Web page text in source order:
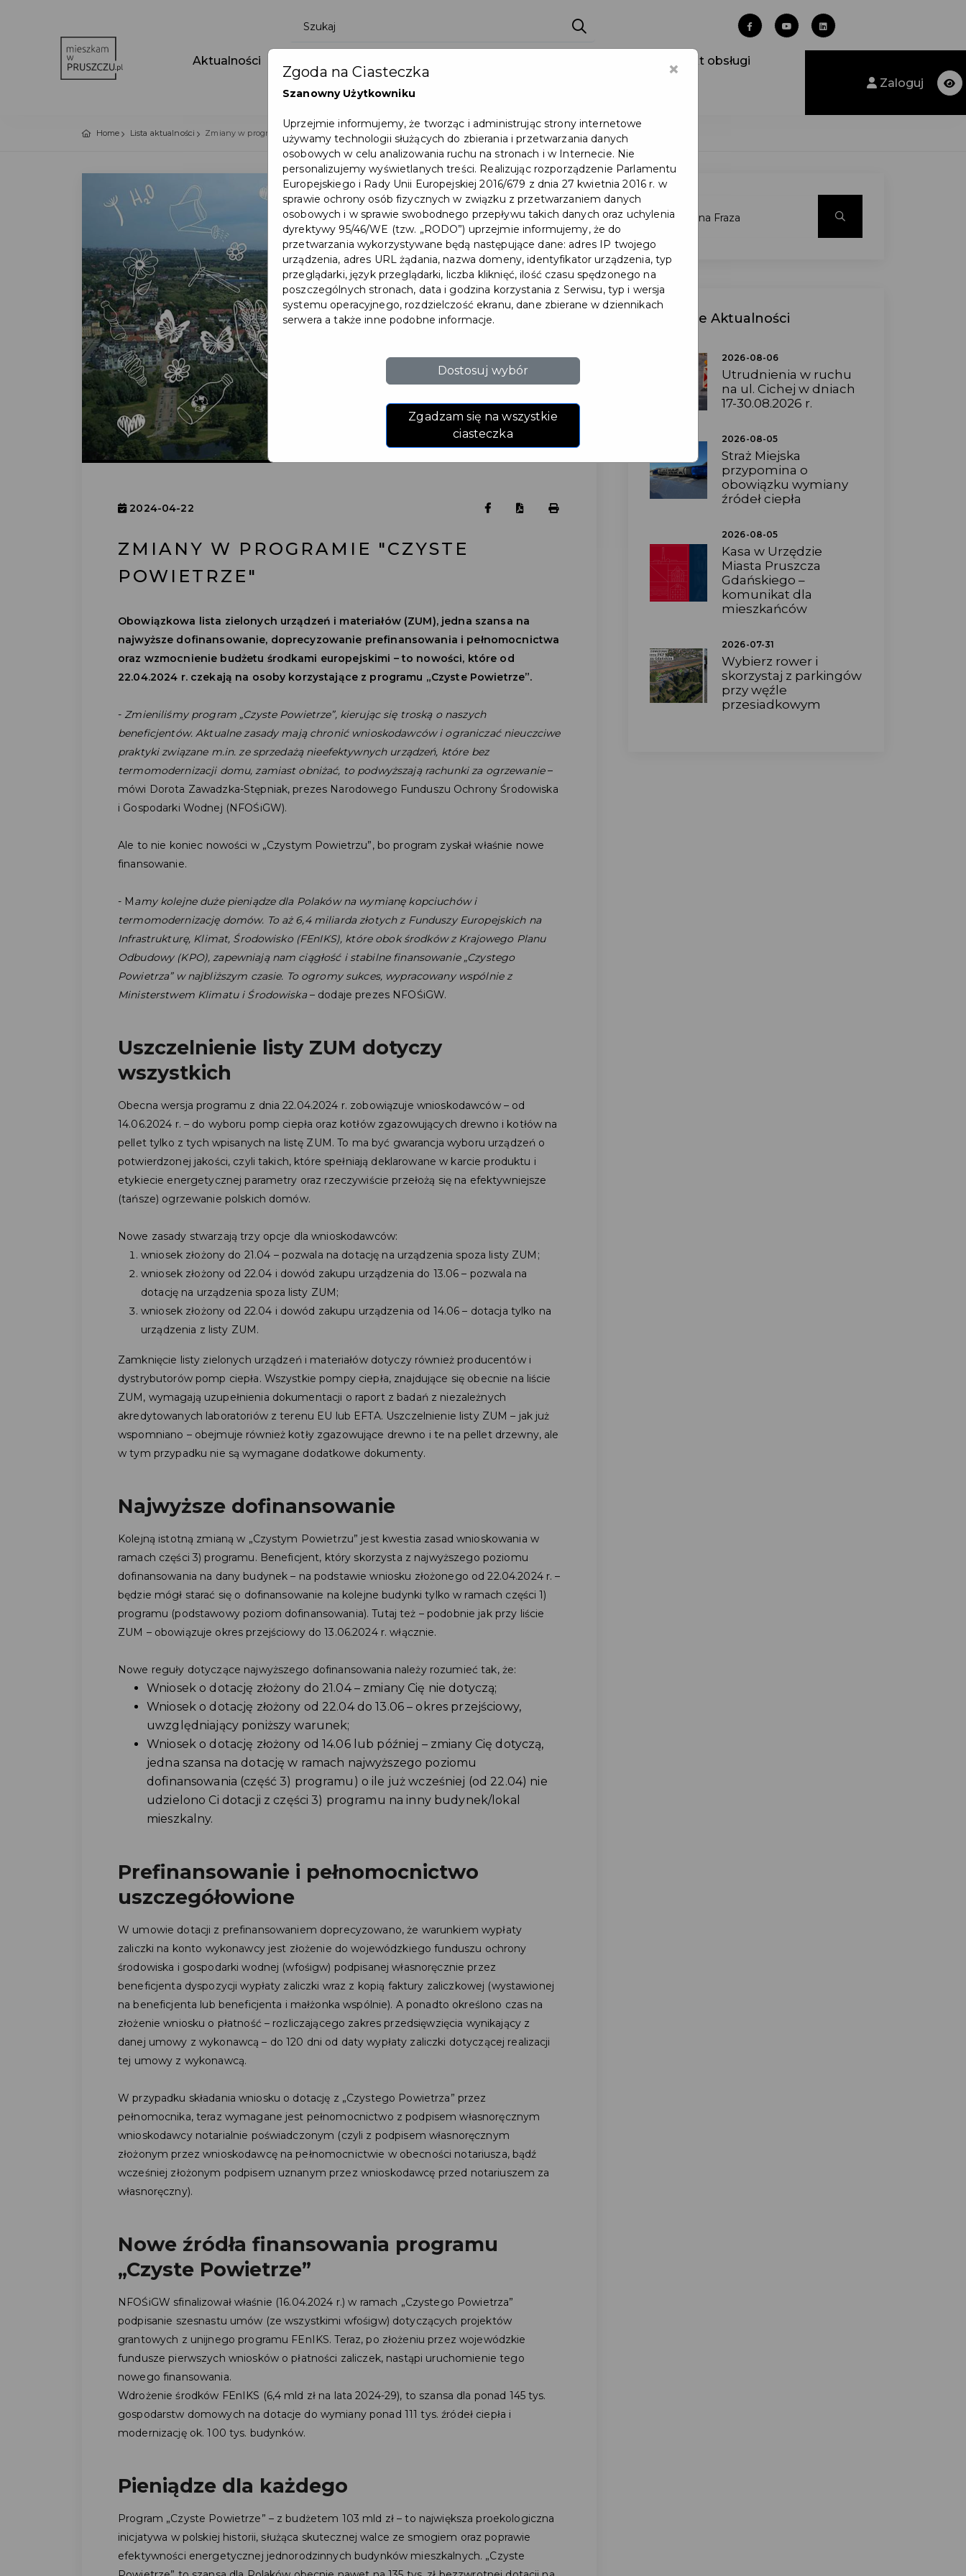
Aktualności Punkt obsługi
Dokumenty
Zaloguj
Home Lista aktualności Zmiany w programie "Czyste Powietrze"
2024-04-22
ZMIANY W PROGRAMIE "CZYSTE
POWIETRZE"
Obowiązkowa lista zielonych urządzeń i materiałów (ZUM), jedna szansa na
najwyższe dofinansowanie, doprecyzowanie prefinansowania i pełnomocnictwa
oraz wzmocnienie budżetu środkami europejskimi – to nowości, które od
22.04.2024 r. czekają na osoby korzystające z programu „Czyste Powietrze”.
-Zmieniliśmy program „Czyste Powietrze”, kierując się troską o naszych
beneficjentów. Aktualne zasady mają chronić wnioskodawców i ograniczać nieuczciwe
praktyki związane m.in. ze sprzedażą nieefektywnych urządzeń, które bez
termomodernizacji domu, zamiast obniżać, to podwyższają rachunki za ogrzewanie–
mówi Dorota Zawadzka-Stępniak, prezes Narodowego Funduszu Ochrony Środowiska
i Gospodarki Wodnej (NFOŚiGW).
Ale to nie koniec nowości w „Czystym Powietrzu”, bo program zyskał właśnie nowe
finansowanie.
- Mamy kolejne duże pieniądze dla Polaków na wymianę kopciuchów i
termomodernizację domów. To aż 6,4 miliarda złotych z Funduszy Europejskich na
Infrastrukturę, Klimat, Środowisko (FEnIKS), które obok środków z Krajowego Planu
Odbudowy (KPO), zapewniają nam ciągłość i stabilne finansowanie „Czystego
Powietrza” w najbliższym czasie. To ogromy sukces, wypracowany wspólnie z
Ministerstwem Klimatu i Środowiska– dodaje prezes NFOŚiGW.
Uszczelnienie listy ZUM dotyczy
wszystkich
Obecna wersja programu z dnia 22.04.2024 r. zobowiązuje wnioskodawców – od
14.06.2024 r. – do wyboru pomp ciepła oraz kotłów zgazowujących drewno i kotłów na
pellet tylko z tych wpisanych na listę ZUM. To ma być gwarancja wyboru urządzeń o
potwierdzonej jakości, czyli takich, które spełniają deklarowane w karcie produktu i
etykiecie energetycznej parametry oraz rzeczywiście przełożą się na efektywniejsze
(tańsze) ogrzewanie polskich domów.
Nowe zasady stwarzają trzy opcje dla wnioskodawców:
wniosek złożony do 21.04 – pozwala na dotację na urządzenia spoza listy ZUM;
wniosek złożony od 22.04 i dowód zakupu urządzenia do 13.06 – pozwala na
dotację na urządzenia spoza listy ZUM;
wniosek złożony od 22.04 i dowód zakupu urządzenia od 14.06 – dotacja tylko na
urządzenia z listy ZUM.
Zamknięcie listy zielonych urządzeń i materiałów dotyczy również producentów i
dystrybutorów pomp ciepła. Wszystkie pompy ciepła, znajdujące się obecnie na liście
ZUM, wymagają uzupełnienia dokumentacji o raport z badań z niezależnych
akredytowanych laboratoriów z terenu EU lub EFTA. Uszczelnienie listy ZUM – jak już
wspomniano – obejmuje również kotły zgazowujące drewno i te na pellet drzewny, ale
w tym przypadku nie są wymagane dodatkowe dokumenty.
Najwyższe dofinansowanie
Kolejną istotną zmianą w „Czystym Powietrzu” jest kwestia zasad wnioskowania w
ramach części 3) programu. Beneficjent, który skorzysta z najwyższego poziomu
dofinansowania na dany budynek – na podstawie wniosku złożonego od 22.04.2024 r. –
będzie mógł starać się o dofinansowanie na kolejne budynki tylko w ramach części 1)
programu (podstawowy poziom dofinansowania). Tutaj też – podobnie jak przy liście
ZUM – obowiązuje okres przejściowy do 13.06.2024 r. włącznie.
Nowe reguły dotyczące najwyższego dofinansowania należy rozumieć tak, że:
Wniosek o dotację złożony do 21.04 – zmiany Cię nie dotyczą;
Wniosek o dotację złożony od 22.04 do 13.06 – okres przejściowy,
uwzględniający poniższy warunek;
Wniosek o dotację złożony od 14.06 lub później – zmiany Cię dotyczą,
jedna szansa na dotację w ramach najwyższego poziomu
dofinansowania (część 3) programu) o ile już wcześniej (od 22.04) nie
udzielono Ci dotacji z części 3) programu na inny budynek/lokal
mieszkalny.
Prefinansowanie i pełnomocnictwo
uszczegółowione
W umowie dotacji z prefinansowaniem doprecyzowano, że warunkiem wypłaty
zaliczki na konto wykonawcy jest złożenie do wojewódzkiego funduszu ochrony
środowiska i gospodarki wodnej (wfośigw) podpisanej własnoręcznie przez
beneficjenta dyspozycji wypłaty zaliczki wraz z kopią faktury zaliczkowej (wystawionej
na beneficjenta lub beneficjenta i małżonka wspólnie). A ponadto określono czas na
złożenie wniosku o płatność – rozliczającego zakres przedsięwzięcia wynikający z
danej umowy z wykonawcą – do 120 dni od daty wypłaty zaliczki dotyczącej realizacji
tej umowy z wykonawcą.
W przypadku składania wniosku o dotację z „Czystego Powietrza” przez
pełnomocnika, teraz wymagane jest pełnomocnictwo z podpisem własnoręcznym
wnioskodawcy notarialnie poświadczonym (czyli z podpisem własnoręcznym
złożonym przez wnioskodawcę na pełnomocnictwie w obecności notariusza, bądź
wcześniej złożonym podpisem uznanym przez wnioskodawcę przed notariuszem za
własnoręczny).
Nowe źródła finansowania programu
„Czyste Powietrze”
NFOŚiGW sfinalizował właśnie (16.04.2024 r.) w ramach „Czystego Powietrza”
podpisanie szesnastu umów (ze wszystkimi wfośigw) dotyczących projektów
grantowych z unijnego programu FEnIKS. Teraz, po złożeniu przez wojewódzkie
fundusze pierwszych wniosków o płatności zaliczek, nastąpi uruchomienie tego
nowego finansowania.
Wdrożenie środków FEnIKS (6,4 mld zł na lata 2024-29), to szansa dla ponad 145 tys.
gospodarstw domowych na dotacje do wymiany ponad 111 tys. źródeł ciepła i
modernizację ok. 100 tys. budynków.
Pieniądze dla każdego
Program „Czyste Powietrze” – z budżetem 103 mld zł – to największa proekologiczna
inicjatywa w polskiej historii, służąca skutecznej walce ze smogiem oraz poprawie
efektywności energetycznej jednorodzinnych budynków mieszkalnych. „Czyste
Ostatnie Aktualności
2026-08-06
Utrudnienia w ruchu
na ul. Cichej w dniach
17-30.08.2026 r.
2026-08-05
Straż Miejska
przypomina o
obowiązku wymiany
źródeł ciepła
2026-08-05
Kasa w Urzędzie
Miasta Pruszcza
Gdańskiego –
komunikat dla
mieszkańców
2026-07-31
Wybierz rower i
skorzystaj z parkingów
przy węźle
przesiadkowym
×
Zgoda na Ciasteczka
Szanowny Użytkowniku
Uprzejmie informujemy, że tworząc i administrując strony internetowe
używamy technologii służących do zbierania i przetwarzania danych
osobowych w celu analizowania ruchu na stronach i w Internecie. Nie
personalizujemy wyświetlanych treści. Realizując rozporządzenie Parlamentu
Europejskiego i Rady Unii Europejskiej 2016/679 z dnia 27 kwietnia 2016 r. w
sprawie ochrony osób fizycznych w związku z przetwarzaniem danych
osobowych i w sprawie swobodnego przepływu takich danych oraz uchylenia
dyrektywy 95/46/WE (tzw. „RODO”) uprzejmie informujemy, że do
przetwarzania wykorzystywane będą następujące dane: adres IP twojego
urządzenia, adres URL żądania, nazwa domeny, identyfikator urządzenia, typ
przeglądarki, język przeglądarki, liczba kliknięć, ilość czasu spędzonego na
poszczególnych stronach, data i godzina korzystania z Serwisu, typ i wersja
systemu operacyjnego, rozdzielczość ekranu, dane zbierane w dziennikach
serwera a także inne podobne informacje.
Dostosuj wybór
Zgadzam się na wszystkie
ciasteczka